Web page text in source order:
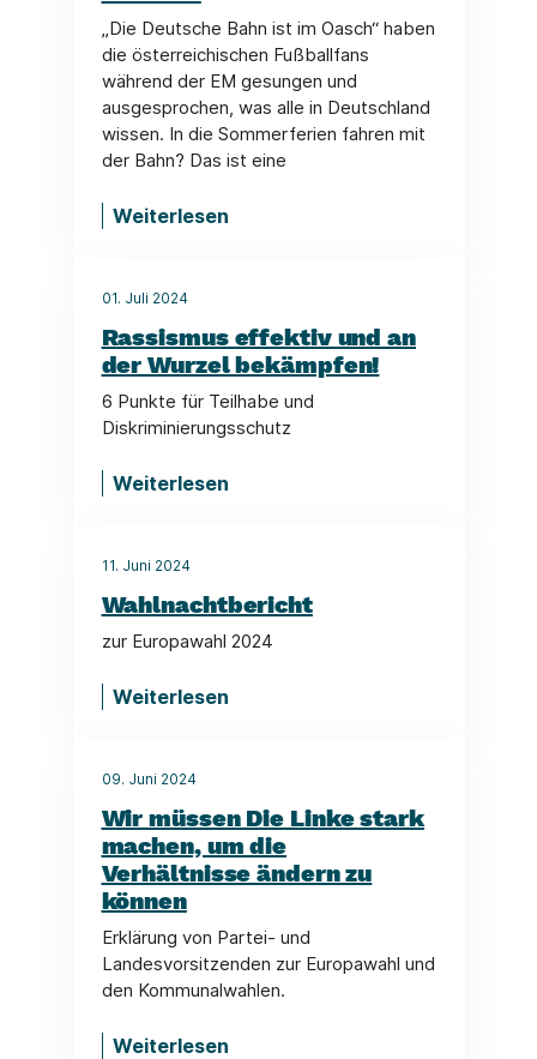
„Die Deutsche Bahn ist im Oasch“ haben
die österreichischen Fußballfans
während der EM gesungen und
ausgesprochen, was alle in Deutschland
wissen. In die Sommerferien fahren mit
der Bahn? Das ist eine
Weiterlesen
01. Juli 2024
Rassismus effektiv und an
der Wurzel bekämpfen!
6 Punkte für Teilhabe und
Diskriminierungsschutz
Weiterlesen
11. Juni 2024
Wahlnachtbericht
zur Europawahl 2024
Weiterlesen
09. Juni 2024
Wir müssen Die Linke stark
machen, um die
Verhältnisse ändern zu
können
Erklärung von Partei- und
Landesvorsitzenden zur Europawahl und
den Kommunalwahlen.
Weiterlesen